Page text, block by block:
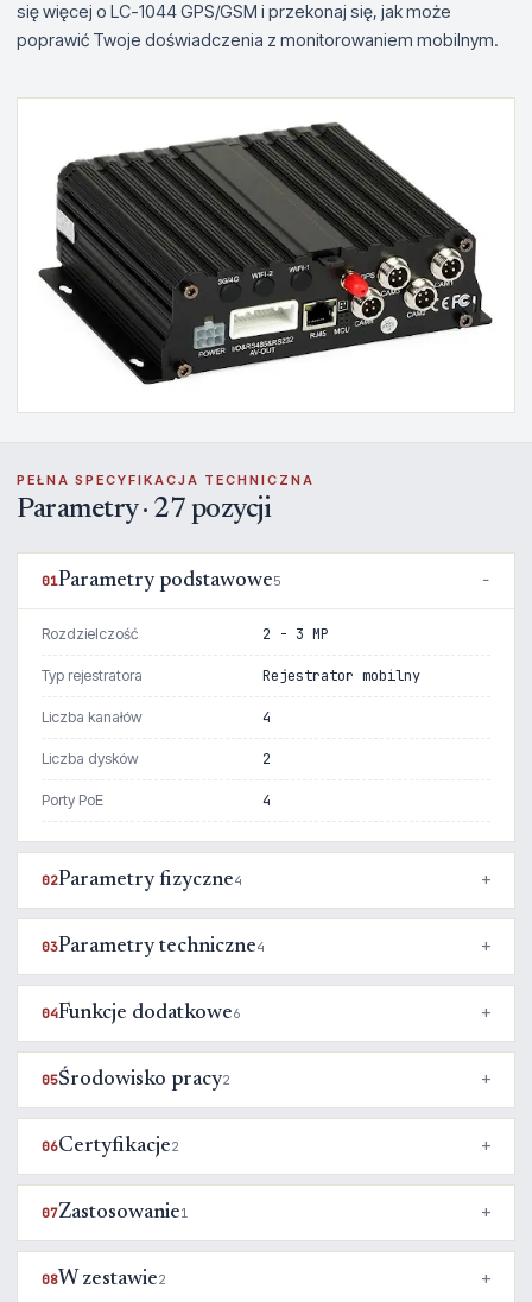
się więcej o LC-1044 GPS/GSM i przekonaj się, jak może
poprawić Twoje doświadczenia z monitorowaniem mobilnym.
PEŁNA SPECYFIKACJA TECHNICZNA
Parametry · 27 pozycji
01Parametry podstawowe5
Rozdzielczość 2 - 3 MP
Typ rejestratora Rejestrator mobilny
Liczba kanałów 4
Liczba dysków 2
Porty PoE 4
02Parametry fizyczne4
03Parametry techniczne4
04Funkcje dodatkowe6
05Środowisko pracy2
06Certyfikacje2
07Zastosowanie1
08W zestawie2